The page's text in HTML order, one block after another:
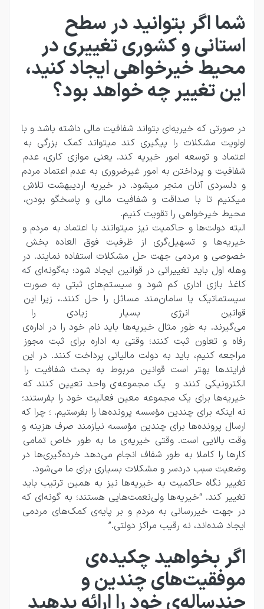
شما اگر بتوانید در سطح
استانی و کشوری تغییری در
محیط خیرخواهی ایجاد کنید،
این تغییر چه خواهد بود؟
در صورتی که خیریه‌ای بتواند شفافیت مالی داشته باشد و با
اولویت مشکلات را پیگیری کند میتواند کمک بزرگی به
اعتماد و توسعه امور خیریه کند. یعنی موازی کاری، عدم
شفافیت و پرداختن به امور غیرضروری به عدم اعتماد مردم
و دلسردی آنان منجر میشود. در خیریه اردیبهشت تلاش
میکنیم تا با صداقت و شفافیت مالی و پاسخگو بودن،
محیط خیرخواهی را تقویت کنیم.
البته دولت‌ها و حاکمیت نیز میتوانند با اعتماد به مردم و
خیریه‌ها و تسهیل‌گری از ظرفیت فوق العاده بخش
خصوصی و مردمی جهت حل مشکلات استفاده نمایند. در
وهله اول باید تغییراتی در قوانین ایجاد شود؛ به‌گونه‌ای که
کاغذ بازی اداری کم شود و سیستم‌های ثبتی به‌ صورت
سیستماتیک یا سامان‌مند مسائل را حل کنند.، زیرا این
قوانین انرژی بسیار زیادی را
می‌گیرند. به طور مثال خیریه‌ها باید نام خود را در اداره‌ی
رفاه و تعاون ثبت کنند؛ وقتی به اداره برای ثبت مجوز
مراجعه کنیم، باید به دولت مالیاتی پرداخت کنند. در این
فرایندها بهتر است قوانین مربوط به بحث شفافیت را
الکترونیکی کنند و  یک مجموعه‌ی واحد تعیین کنند که
خیریه‌ها برای یک مجموعه معین فعالیت خود را بفرستند؛
نه اینکه برای چندین مؤسسه پرونده‌ها را بفرستیم. ؛ چرا که
ارسال پرونده‌ها برای چندین مؤسسه نیازمند صرف هزینه و
وقت بالایی است. وقتی خیریه‌ی ما به طور خاص تمامی
کارها را کاملا به طور شفاف انجام می‌دهد خرده‌گیری‌ها در
وضعیت سبب دردسر و مشکلات بسیاری برای ما می‌شود.
تغییر نگاه حاکمیت به خیریه‌ها نیز به همین ترتیب باید
تغییر کند. “خیریه‌ها ولی‌نعمت‌هایی هستند؛ به گونه‌ای که
در جهت خیررسانی به مردم و بر پایه‌‌ی کمک‌های مردمی
ایجاد شده‌اند، نه رقیب مراکز دولتی.”
اگر بخواهید چکیده‌ی
موفقیت‌های چندین و
چندساله‌ی خود را ارائه بدهید